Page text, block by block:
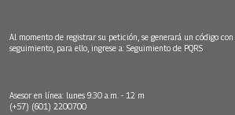
Al momento de registrar su petición, se generará un código
seguimiento, para ello, ingrese a: Seguimiento de PQRS
Asesor en línea: lunes 9:30 a.m. - 12 m
(+57) (601) 2200700